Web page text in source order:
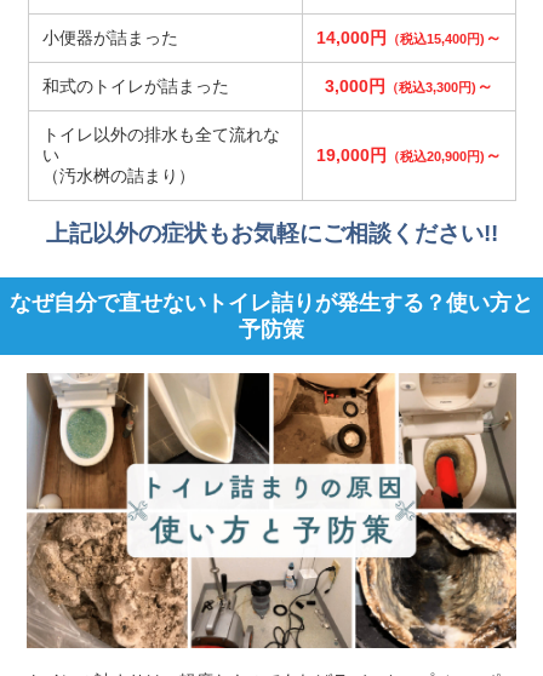
小便器が詰まった 14,000円 （税込15,400円) ～
和式のトイレが詰まった 3,000円 （税込3,300円) ～
トイレ以外の排水も全て流れな
い
（汚水桝の詰まり）
19,000円 （税込20,900円) ～
上記以外の症状もお気軽にご相談ください!!
なぜ自分で直せないトイレ詰りが発生する？使い方と
予防策